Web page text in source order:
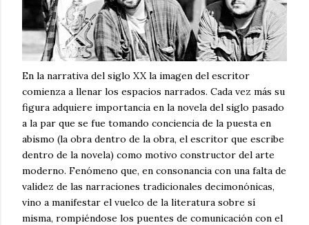
En la narrativa del siglo XX la imagen del escritor
comienza a llenar los espacios narrados. Cada vez más su
figura adquiere importancia en la novela del siglo pasado
a la par que se fue tomando conciencia de la puesta en
abismo (la obra dentro de la obra, el escritor que escribe
dentro de la novela) como motivo constructor del arte
moderno. Fenómeno que, en consonancia con una falta de
validez de las narraciones tradicionales decimonónicas,
vino a manifestar el vuelco de la literatura sobre sí
misma, rompiéndose los puentes de comunicación con el